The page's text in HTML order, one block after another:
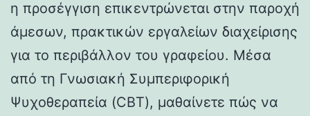
η προσέγγιση επικεντρώνεται στην παροχή
άμεσων, πρακτικών εργαλείων διαχείρισης
για το περιβάλλον του γραφείου. Μέσα
από τη Γνωσιακή Συμπεριφορική
Ψυχοθεραπεία (CBT), μαθαίνετε πώς να